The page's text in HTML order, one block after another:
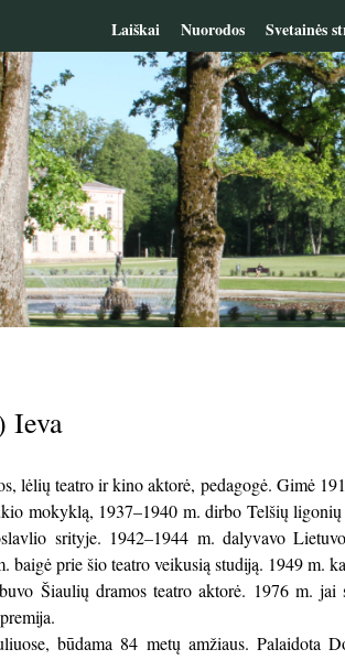
Laiškai Nuorodos Svetainės
Ieva
lėlių teatro ir kino aktorė, pedagogė. Gimė
mokyklą, 1937–1940 m. dirbo Telšių
srityje. 1942–1944 m. dalyvavo
baigė prie šio teatro veikusią studiją. 1949 m.
Šiaulių dramos teatro aktorė. 1976 m. jai
būdama 84 metų amžiaus. Palaidota